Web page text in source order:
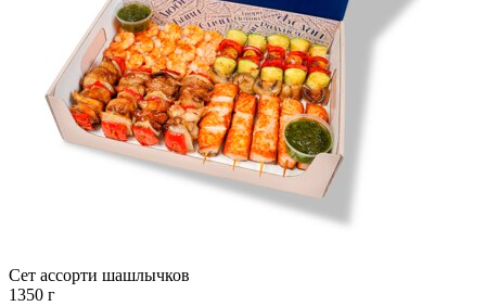
Сет ассорти шашлычков
1350 г